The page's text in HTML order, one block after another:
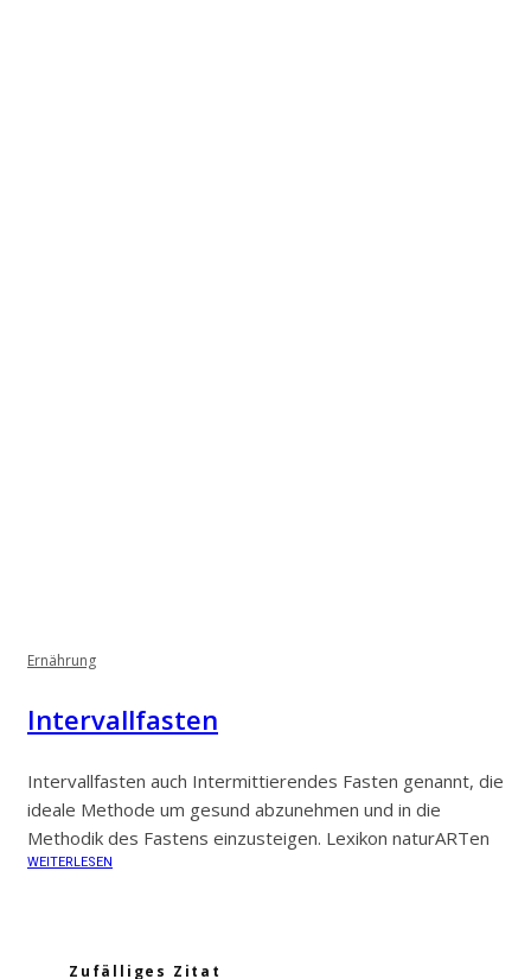
Ernährung
Intervallfasten
Intervallfasten auch Intermittierendes Fasten genannt, die
ideale Methode um gesund abzunehmen und in die
Methodik des Fastens einzusteigen. Lexikon naturARTen
WEITERLESEN
Zufälliges Zitat